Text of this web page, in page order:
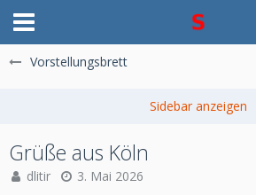
Vorstellungsbrett
Grüße aus Köln
dlitir 3. Mai 2026